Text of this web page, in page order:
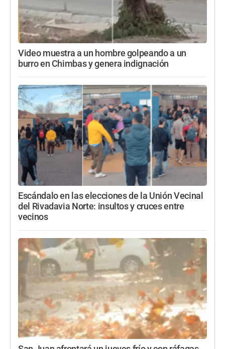
Video muestra a un hombre golpeando a un
burro en Chimbas y genera indignación
Escándalo en las elecciones de la Unión Vecinal
del Rivadavia Norte: insultos y cruces entre
vecinos